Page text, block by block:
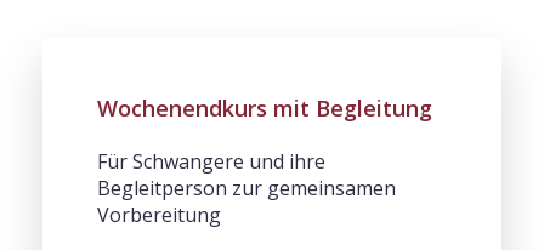
Wochenendkurs mit Begleitung
Für Schwangere und ihre
Begleitperson zur gemeinsamen
Vorbereitung